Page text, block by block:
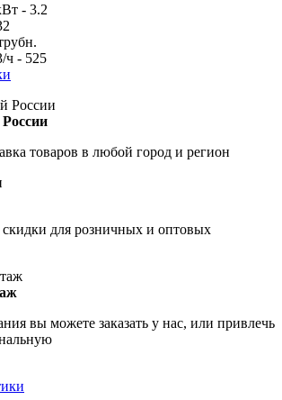
- 3.2
ч - 525
товаров в любой город и регион
для розничных и оптовых
вы можете заказать у нас, или привлечь